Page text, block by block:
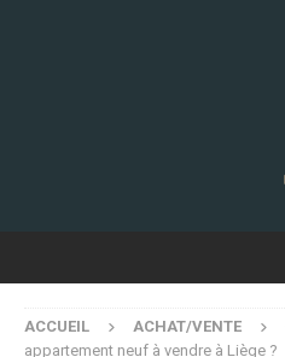
ACCUEIL ACHAT/VENTE
appartement neuf à vendre à Liège ?